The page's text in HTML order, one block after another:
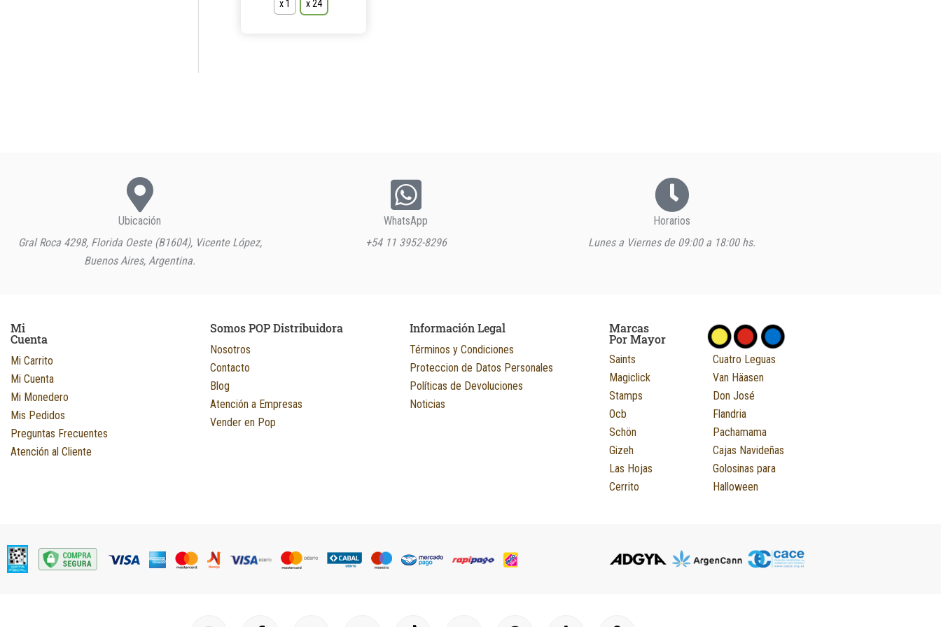
x 1 x 24
Ubicación
Gral Roca 4298, Florida Oeste (B1604), Vicente López,
Buenos Aires, Argentina.
WhatsApp
+54 11 3952-8296
Horarios
Lunes a Viernes de 09:00 a 18:00 hs.
Mi
Cuenta
Mi Carrito
Mi Cuenta
Mi Monedero
Mis Pedidos
Preguntas Frecuentes
Atención al Cliente
Somos POP Distribuidora
Nosotros
Contacto
Blog
Atención a Empresas
Vender en Pop
Información Legal
Términos y Condiciones
Proteccion de Datos Personales
Políticas de Devoluciones
Noticias
Marcas
Por Mayor
Saints
Magiclick
Stamps
Ocb
Schön
Gizeh
Las Hojas
Cerrito
Cuatro Leguas
Van Häasen
Don José
Flandria
Pachamama
Cajas Navideñas
Golosinas para
Halloween